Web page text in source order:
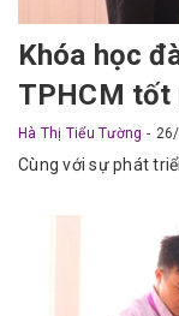
Khóa học
TPHCM tốt
Hà Thị Tiểu Tường
Cùng với sự phát